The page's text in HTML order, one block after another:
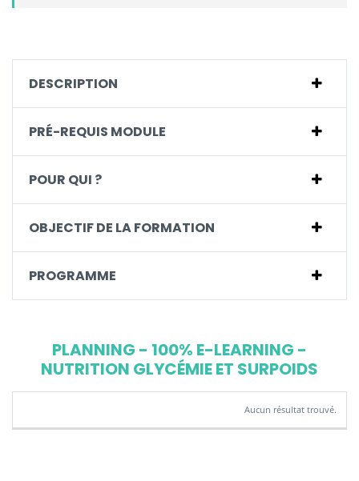
DESCRIPTION
PRÉ-REQUIS MODULE
POUR QUI ?
OBJECTIF DE LA FORMATION
PROGRAMME
PLANNING - 100% E-LEARNING -
NUTRITION GLYCÉMIE ET SURPOIDS
CONCERNÉ(ES)
INFO
COMPLÉMENTAIRE
Aucun résultat trouvé.